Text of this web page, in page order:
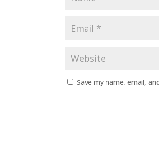
Save my name, email,